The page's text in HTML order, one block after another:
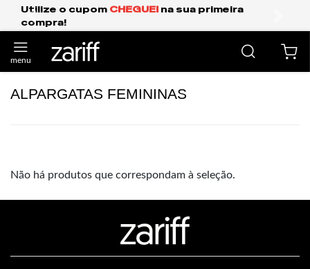
Utilize o cupom CHEGUEI na sua primeira
compra!
anterior
ALPARGATAS FEMININAS
Não há produtos que correspondam à seleção.